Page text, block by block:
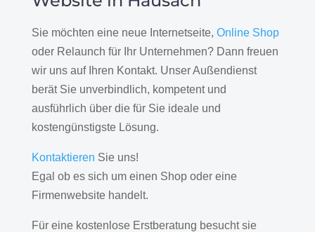
Sie möchten eine neue Internetseite, Online Shop
oder Relaunch für Ihr Unternehmen? Dann freuen
wir uns auf Ihren Kontakt. Unser Außendienst
berät Sie unverbindlich, kompetent und
ausführlich über die für Sie ideale und
kostengünstigste Lösung.
Kontaktieren Sie uns!
Egal ob es sich um einen Shop oder eine
Firmenwebsite handelt.
Für eine kostenlose Erstberatung besucht sie